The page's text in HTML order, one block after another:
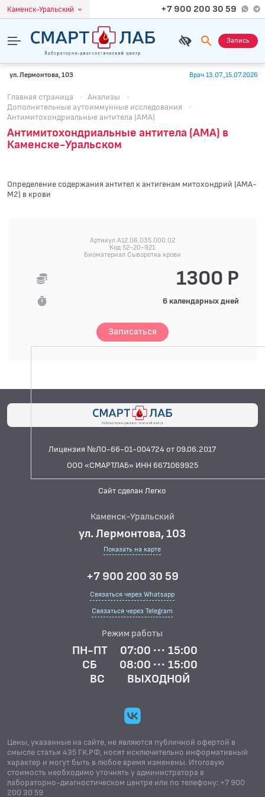
Каменск-Уральский +7 900 200 30 59
Запись
ул. Лермонтова, 103 Врач 13.07.,15.07.2026
Главная страница · Анализы
·
Дополнительные аутоиммунные исследования
·
Антимитохондриальные антитела (АМА)
Антимитохондриальные антитела (АМА) в
Каменске-Уральском
Определение содержания антител к антигенам митохондрий (АМА-
М2) в крови
Артикул A12.06.035.000.02
Код 52-20-921
Биоматериал Сыворотка крови
1300 Р
6 календарных дней
Записаться
Лицензия №ЛО-66-01-004724 от 09.06.2017
ООО «СМАРТЛАБ» ИНН 6671069925
Сайт сделан Легко
Каменск-Уральский
ул. Лермонтова, 103
Показать на карте
+7 900 200 30 59
Связаться через Whatsapp
Связаться через Telegram
Режим работы
ПН-ПТ
07:00 ··· 15:00
СБ
08:00 ··· 15:00
ВС
ВЫХОДНОЙ
Цены, указанные на сайте, не являются публичной офертой в
смысле статьи 435 ГК.РФ, носят исключительно информативный
характер и могут быть в любое время изменены. Итоговую
стоимость необходимо уточнять у администратора в
лабораторно-диагностическом центре или по телефону: +7 900
200 30 59